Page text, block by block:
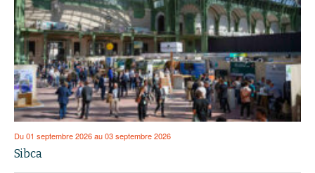
Du 01 septembre 2026 au 03 septembre 2026
Sibca